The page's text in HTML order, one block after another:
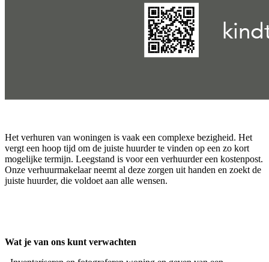
Het verhuren van woningen is vaak een complexe bezigheid. Het
vergt een hoop tijd om de juiste huurder te vinden op een zo kort
mogelijke termijn. Leegstand is voor een verhuurder een kostenpost.
Onze verhuurmakelaar neemt al deze zorgen uit handen en zoekt de
juiste huurder, die voldoet aan alle wensen.
Wat je van ons kunt verwachten